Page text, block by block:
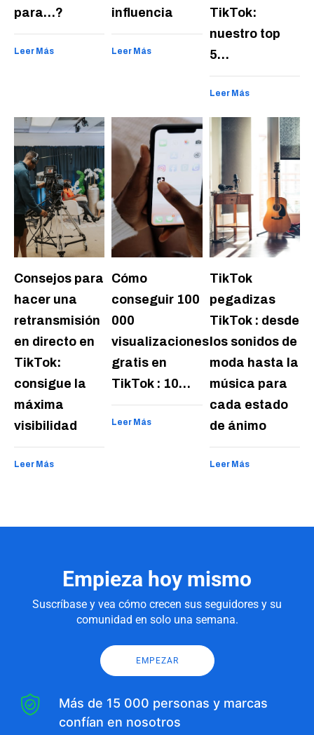
para…?
Leer Más
influencia
Leer Más
TikTok:
nuestro top
5…
Leer Más
Consejos para
hacer una
retransmisión
en directo en
TikTok:
consigue la
máxima
visibilidad
Leer Más
Cómo
conseguir 100
000
visualizaciones
gratis en
TikTok : 10…
Leer Más
TikTok
pegadizas
TikTok : desde
los sonidos de
moda hasta la
música para
cada estado
de ánimo
Leer Más
Empieza hoy mismo
Suscríbase y vea cómo crecen sus seguidores y su
comunidad en solo una semana.
EMPEZAR
Más de 15 000 personas y marcas
confían en nosotros